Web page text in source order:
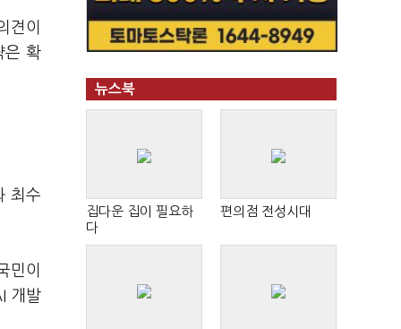
견이
은 확
최수
민이
개발
뉴스북
집다운 집이 필요하
다
편의점 전성시대